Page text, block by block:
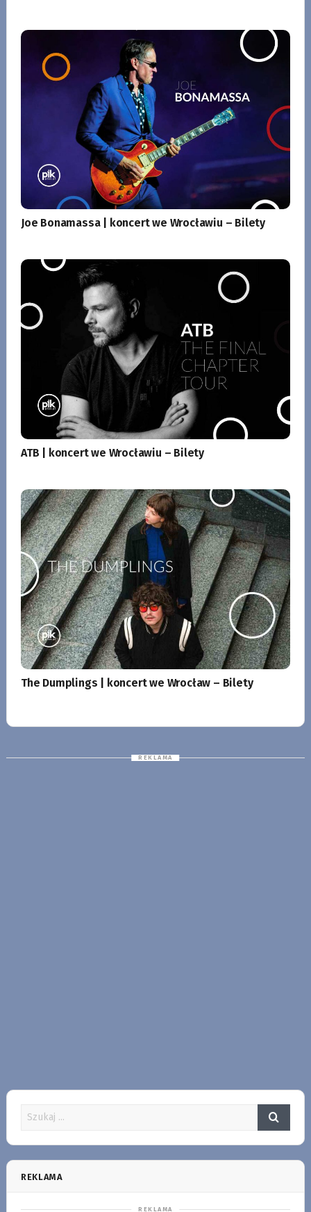
Joe Bonamassa | koncert we Wrocławiu – Bilety
ATB | koncert we Wrocławiu – Bilety
The Dumplings | koncert we Wrocław – Bilety
REKLAMA